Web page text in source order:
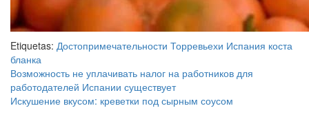
Etiquetas: Достопримечательности Торревьехи Испания коста
бланка
Возможность не уплачивать налог на работников для
работодателей Испании существует
Искушение вкусом: креветки под сырным соусом